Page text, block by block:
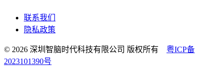
联系我们
隐私政策
© 2026 深圳智脑时代科技有限公司 版权所有 粤ICP备
2023101390号